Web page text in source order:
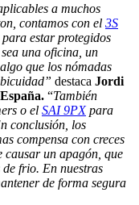
a muchos
contamos con el 3S
estar protegidos
una oficina, un
que los nómadas
destaca Jordi
. “También
o el SAI 9PX para
conclusión, los
compensa con creces
causar un apagón, que
de frio. En nuestras
de forma segura